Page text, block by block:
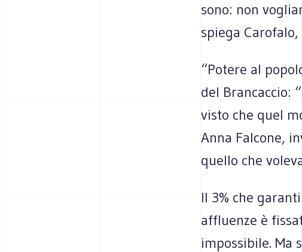
sono: non
spiega
“Potere al
del Brancaccio:
visto che quel
Anna Falcone,
quello che
Il 3% che
affluenze è
impossibile. Ma